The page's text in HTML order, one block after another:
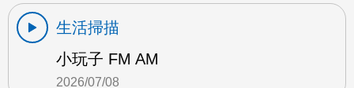
生活掃描
小玩子 FM AM
2026/07/08